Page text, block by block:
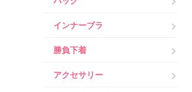
インナーブラ
勝負下着
アクセサリー